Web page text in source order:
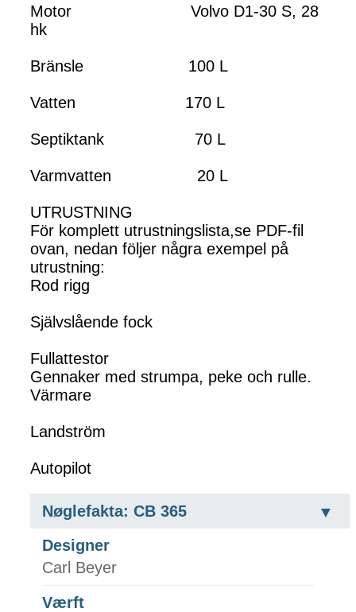
Motor Volvo D1-30 S, 28
hk
Bränsle 100 L
Vatten 170 L
Septiktank 70 L
Varmvatten 20 L
UTRUSTNING
För komplett utrustningslista,se PDF-fil
ovan, nedan följer några exempel på
utrustning:
Rod rigg
Självslående fock
Fullattestor
Gennaker med strumpa, peke och rulle.
Värmare
Landström
Autopilot
Nøglefakta: CB 365
Designer
Carl Beyer
Værft